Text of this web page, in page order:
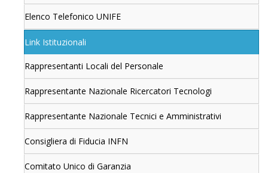
Elenco Telefonico UNIFE
Link Istituzionali
Rappresentanti Locali del Personale
Rappresentante Nazionale Ricercatori Tecnologi
Rappresentante Nazionale Tecnici e Amministrativi
Consigliera di Fiducia INFN
Comitato Unico di Garanzia